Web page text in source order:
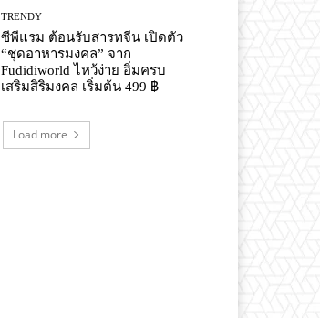
TRENDY
ซีพีแรม ต้อนรับสารทจีน เปิดตัว
“ชุดอาหารมงคล” จาก
Fudidiworld ไหว้ง่าย อิ่มครบ
เสริมสิริมงคล เริ่มต้น 499 ฿
Load more